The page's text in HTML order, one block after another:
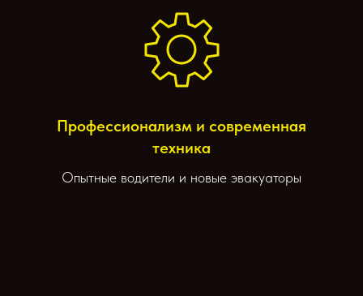
Профессионализм и современная
техника
Опытные водители и новые эвакуаторы